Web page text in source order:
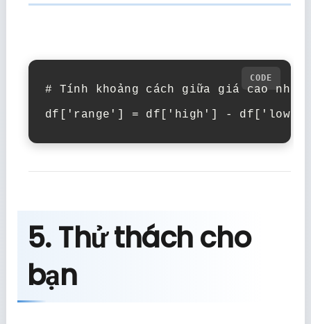
# Tính khoảng cách giữa giá cao
5. Thử thách cho
bạn